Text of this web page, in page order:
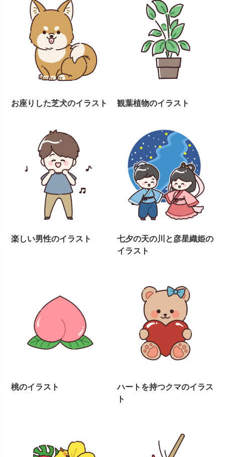
お座りした芝犬のイラスト 観葉植物のイラスト
楽しい男性のイラスト
七夕の天の川と彦星織姫の
イラスト
桃のイラスト
ハートを持つクマのイラス
ト